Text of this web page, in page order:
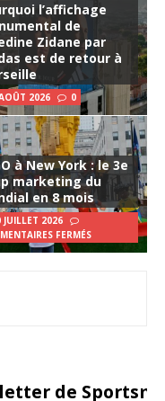
l’affichage
de
Zidane par
est de retour à
2026 0
à New York : le 3e
marketing du
en 8 mois
JUILLET 2026
FERMÉS
de